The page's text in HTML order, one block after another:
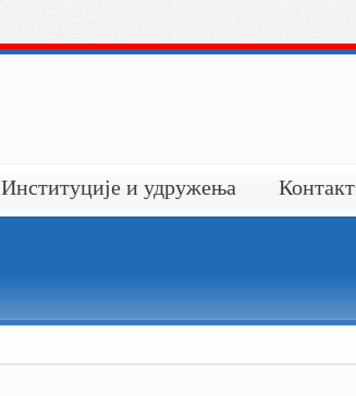
Институције и удружења Контакт